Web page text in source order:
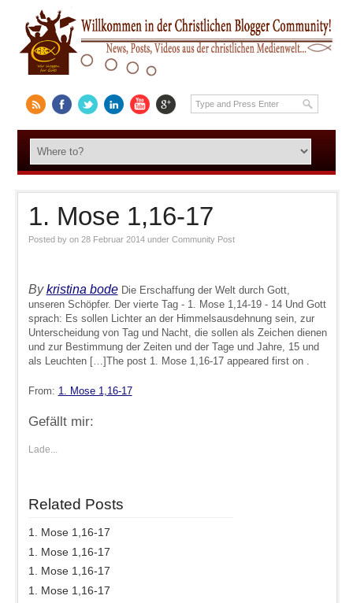
1. Mose 1,16-17
Posted by on 28 Februar 2014 under Community Post
Bykristina bodeDie Erschaffung der Welt durch Gott,
unseren Schöpfer. Der vierte Tag - 1. Mose 1,14-19 - 14 Und Gott
sprach: Es sollen Lichter an der Himmelsausdehnung sein, zur
Unterscheidung von Tag und Nacht, die sollen als Zeichen dienen
und zur Bestimmung der Zeiten und der Tage und Jahre, 15 und
als Leuchten […]The post 1. Mose 1,16-17 appeared first on .
From: 1. Mose 1,16-17
Gefällt mir:
Lade...
Related Posts
1. Mose 1,16-17
1. Mose 1,16-17
1. Mose 1,16-17
1. Mose 1,16-17